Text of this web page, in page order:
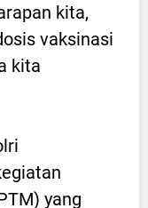
kita,
vaksinasi
kita
yang